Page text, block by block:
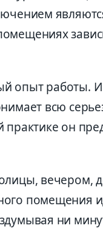
опыт работы. И
всю
практике он
вечером,
помещения
ни